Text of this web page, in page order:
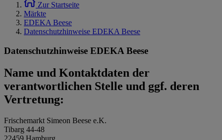
Zur Startseite
Märkte
EDEKA Beese
Datenschutzhinweise EDEKA Beese
Datenschutzhinweise EDEKA Beese
Name und Kontaktdaten der
verantwortlichen Stelle und ggf. deren
Vertretung:
Frischemarkt Simeon Beese e.K.
Tibarg 44-48
22459 Hamburg